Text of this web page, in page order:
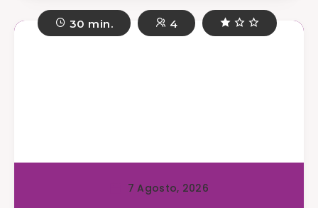
30 min. 4
7 Agosto, 2026